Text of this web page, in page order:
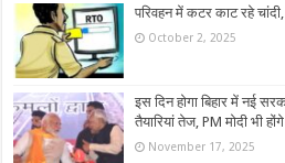
परिवहन में कटर काट रहे
October 2, 2025
इस दिन होगा बिहार में नई
तैयारियां तेज, PM मोदी भी
November 17, 2025